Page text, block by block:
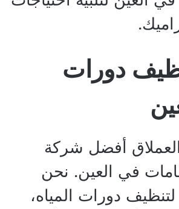
دورات
أفضل شركة
في العين. نحن
لتنظيف دورات المياه،